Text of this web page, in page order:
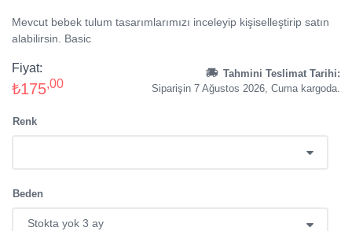
Mevcut bebek tulum tasarımlarımızı inceleyip kişiselleştirip satın
alabilirsin. Basic
Fiyat:
₺175,00
Tahmini Teslimat Tarihi:
Siparişin 7 Ağustos 2026, Cuma kargoda.
Renk
Beden